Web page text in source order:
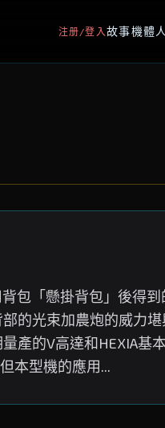
注册/登入 故事機體
包「懸掛背包」後得
的光束加農炮的威力
產的V高達和HEXIA基
本型機的應用...